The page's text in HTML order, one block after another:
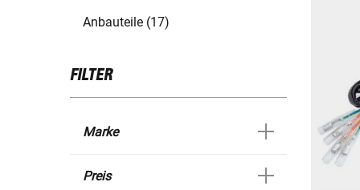
Anbauteile (17)
FILTER
Marke
Preis